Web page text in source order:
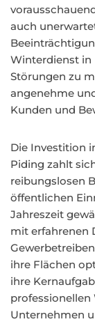
auch
Winterdienst in
Störungen zu
angenehme
Kunden und
Die Investition
Piding zahlt
reibungslosen
öffentlichen
Jahreszeit
mit erfahrenen
ihre Flächen
ihre
Unternehmen